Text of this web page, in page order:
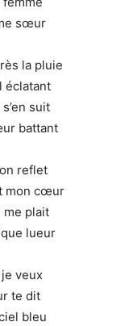
sœur
la pluie
éclatant
suit
battant
reflet
mon cœur
me plait
lueur
veux
te dit
bleu